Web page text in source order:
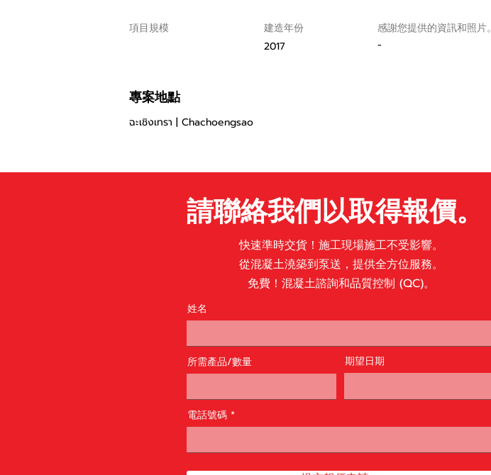
項目規模 建造年份
感謝您提供的資訊和照片。
2017
-
專案地點
ฉะเชิงเทรา | Chachoengsao
請聯絡我們以取得報價。
快速準時交貨！施工現場施工不受影響。
從混凝土澆築到泵送，提供全方位服務。
免費！混凝土諮詢和品質控制 (QC)。
姓名
所需產品/數量 期望日期
電話號碼